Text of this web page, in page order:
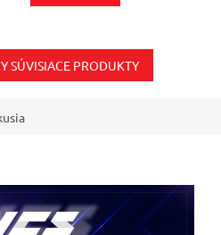
SÚVISIACE PRODUKTY